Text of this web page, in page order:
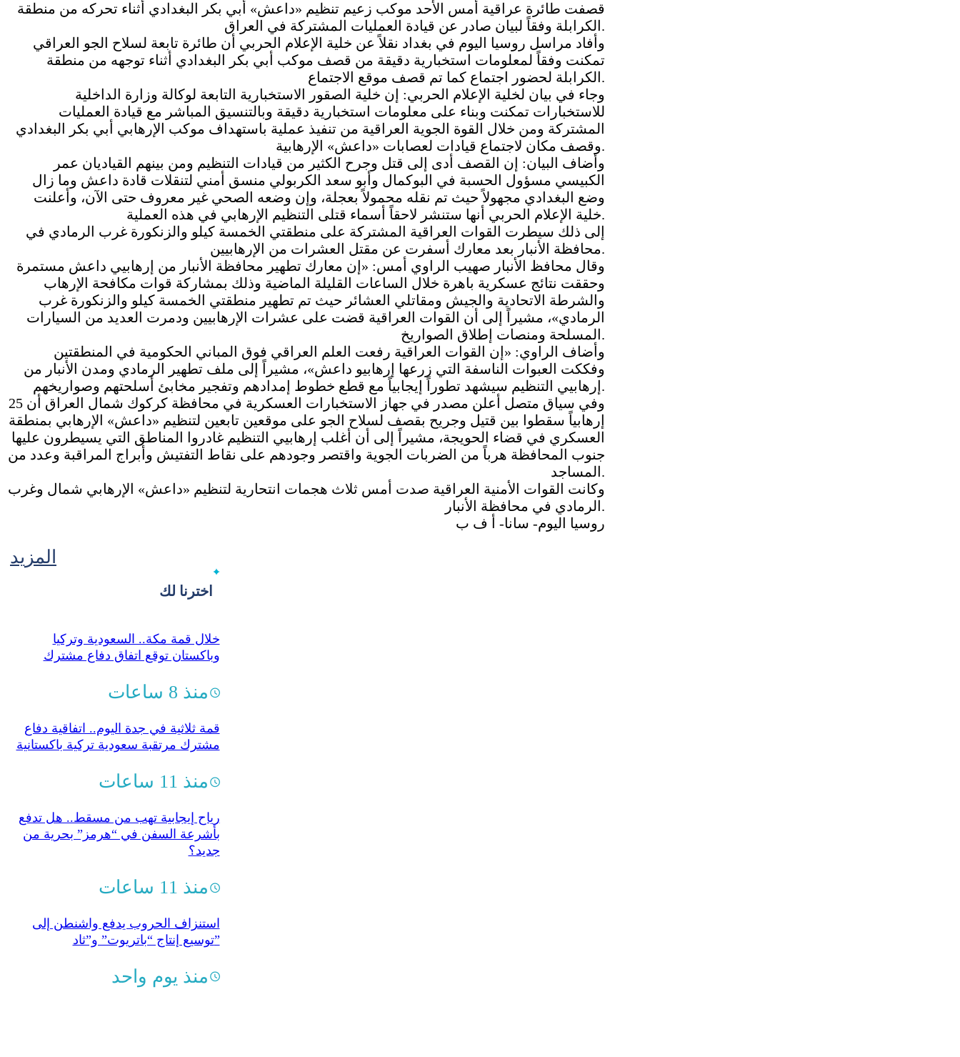
قصفت طائرة عراقية أمس الأحد موكب زعيم تنظيم «داعش» أبي بكر البغدادي أثناء تحركه من منطقة
الكرابلة وفقاً لبيان صادر عن قيادة العمليات المشتركة في العراق.
وأفاد مراسل روسيا اليوم في بغداد نقلاً عن خلية الإعلام الحربي أن طائرة تابعة لسلاح الجو العراقي
تمكنت وفقاً لمعلومات استخبارية دقيقة من قصف موكب أبي بكر البغدادي أثناء توجهه من منطقة
الكرابلة لحضور اجتماع كما تم قصف موقع الاجتماع.
وجاء في بيان لخلية الإعلام الحربي: إن خلية الصقور الاستخبارية التابعة لوكالة وزارة الداخلية
للاستخبارات تمكنت وبناء على معلومات استخبارية دقيقة وبالتنسيق المباشر مع قيادة العمليات
المشتركة ومن خلال القوة الجوية العراقية من تنفيذ عملية باستهداف موكب الإرهابي أبي بكر البغدادي
وقصف مكان لاجتماع قيادات لعصابات «داعش» الإرهابية.
وأضاف البيان: إن القصف أدى إلى قتل وجرح الكثير من قيادات التنظيم ومن بينهم القياديان عمر
الكبيسي مسؤول الحسبة في البوكمال وأبو سعد الكربولي منسق أمني لتنقلات قادة داعش وما زال
وضع البغدادي مجهولاً حيث تم نقله محمولاً بعجلة، وإن وضعه الصحي غير معروف حتى الآن، وأعلنت
خلية الإعلام الحربي أنها ستنشر لاحقاً أسماء قتلى التنظيم الإرهابي في هذه العملية.
إلى ذلك سيطرت القوات العراقية المشتركة على منطقتي الخمسة كيلو والزنكورة غرب الرمادي في
محافظة الأنبار بعد معارك أسفرت عن مقتل العشرات من الإرهابيين.
وقال محافظ الأنبار صهيب الراوي أمس: «إن معارك تطهير محافظة الأنبار من إرهابيي داعش مستمرة
وحققت نتائج عسكرية باهرة خلال الساعات القليلة الماضية وذلك بمشاركة قوات مكافحة الإرهاب
والشرطة الاتحادية والجيش ومقاتلي العشائر حيث تم تطهير منطقتي الخمسة كيلو والزنكورة غرب
الرمادي»، مشيراً إلى أن القوات العراقية قضت على عشرات الإرهابيين ودمرت العديد من السيارات
المسلحة ومنصات إطلاق الصواريخ.
وأضاف الراوي: «إن القوات العراقية رفعت العلم العراقي فوق المباني الحكومية في المنطقتين
وفككت العبوات الناسفة التي زرعها إرهابيو داعش»، مشيراً إلى ملف تطهير الرمادي ومدن الأنبار من
إرهابيي التنظيم سيشهد تطوراً إيجابياً مع قطع خطوط إمدادهم وتفجير مخابئ أسلحتهم وصواريخهم.
وفي سياق متصل أعلن مصدر في جهاز الاستخبارات العسكرية في محافظة كركوك شمال العراق أن 25
إرهابياً سقطوا بين قتيل وجريح بقصف لسلاح الجو على موقعين تابعين لتنظيم «داعش» الإرهابي بمنطقة
العسكري في قضاء الحويجة، مشيراً إلى أن أغلب إرهابيي التنظيم غادروا المناطق التي يسيطرون عليها
جنوب المحافظة هرباً من الضربات الجوية واقتصر وجودهم على نقاط التفتيش وأبراج المراقبة وعدد من
المساجد.
وكانت القوات الأمنية العراقية صدت أمس ثلاث هجمات انتحارية لتنظيم «داعش» الإرهابي شمال وغرب
الرمادي في محافظة الأنبار.
روسيا اليوم- سانا- أ ف ب
المزيد
اخترنا لك
خلال قمة مكة.. السعودية وتركيا
وباكستان توقع اتفاق دفاع مشترك
منذ 8 ساعات
قمة ثلاثية في جدة اليوم.. اتفاقية دفاع
مشترك مرتقبة سعودية تركية باكستانية
منذ 11 ساعات
رياح إيجابية تهب من مسقط.. هل تدفع
بأشرعة السفن في “هرمز” بحرية من
جديد؟
منذ 11 ساعات
استنزاف الحروب يدفع واشنطن إلى
توسيع إنتاج “باتريوت” و”ثاد”
منذ يوم واحد